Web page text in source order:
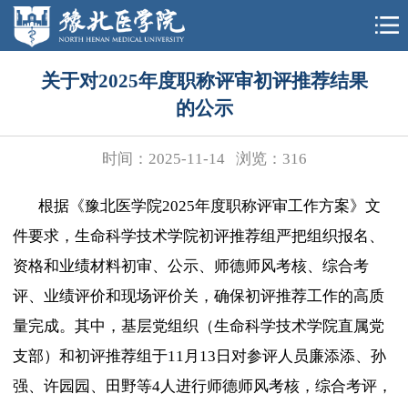
关于对2025年度职称评审初评推荐结果
的公示
时间：2025-11-14 浏览： 316
根据《豫北医学院2025年度职称评审工作方案》文
件要求，生命科学技术学院初评推荐组严把组织报名、
资格和业绩材料初审、公示、师德师风考核、综合考
评、业绩评价和现场评价关，确保初评推荐工作的高质
量完成。其中，基层党组织（生命科学技术学院直属党
支部）和初评推荐组于11 月 13 日对参评人员廉添添、孙
强、许园园、田野等4人进行师德师风考核，综合考评，